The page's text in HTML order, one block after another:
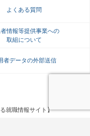
よくある質問
情報等提供事業への
取組について
者データの外部送信
就職情報サイト】